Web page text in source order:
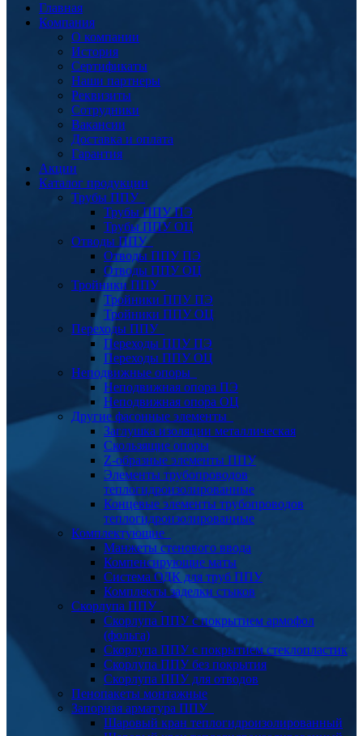
Главная
Компания
О компании
История
Сертификаты
Наши партнеры
Реквизиты
Сотрудники
Вакансии
Доставка и оплата
Гарантия
Акции
Каталог продукции
Трубы ППУ
Трубы ППУ ПЭ
Трубы ППУ ОЦ
Отводы ППУ
Отводы ППУ ПЭ
Отводы ППУ ОЦ
Тройники ППУ
Тройники ППУ ПЭ
Тройники ППУ ОЦ
Переходы ППУ
Переходы ППУ ПЭ
Переходы ППУ ОЦ
Неподвижные опоры
Неподвижная опора ПЭ
Неподвижная опора ОЦ
Другие фасонные элементы
Заглушка изоляции металлическая
Скользящие опоры
Z-образные элементы ППУ
Элементы трубопроводов
теплогидроизолированные
Концевые элементы трубопроводов
теплогидроизолированные
Комплектующие
Манжеты стенового ввода
Компенсирующие маты
Система ОДК для труб ППУ
Комплекты заделки стыков
Скорлупа ППУ
Скорлупа ППУ с покрытием армофол
(фольга)
Скорлупа ППУ с покрытием стеклопластик
Скорлупа ППУ без покрытия
Скорлупа ППУ для отводов
Пенопакеты монтажные
Запорная арматура ППУ
Шаровый кран теплогидроизолированный